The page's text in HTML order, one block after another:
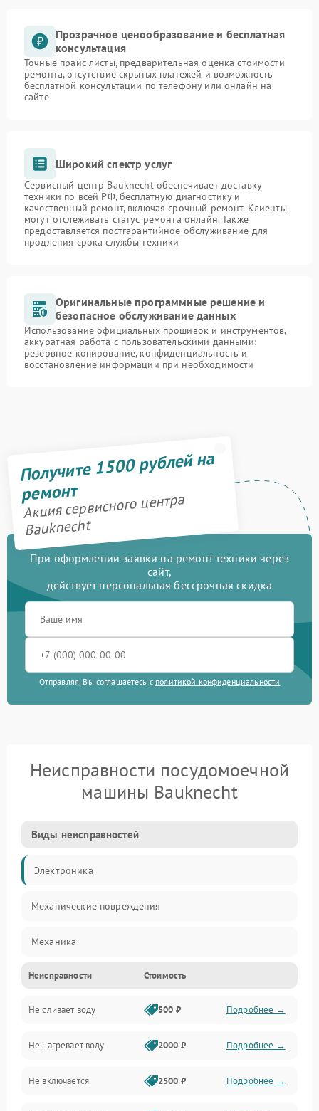
Прозрачное ценообразование и бесплатная
консультация
Точные прайс-листы, предварительная оценка стоимости
ремонта, отсутствие скрытых платежей и возможность
бесплатной консультации по телефону или онлайн на
сайте
Широкий спектр услуг
Сервисный центр Bauknecht обеспечивает доставку
техники по всей РФ, бесплатную диагностику и
качественный ремонт, включая срочный ремонт. Клиенты
могут отслеживать статус ремонта онлайн. Также
предоставляется постгарантийное обслуживание для
продления срока службы техники
Оригинальные программные решение и
безопасное обслуживание данных
Использование официальных прошивок и инструментов,
аккуратная работа с пользовательскими данными:
резервное копирование, конфиденциальность и
восстановление информации при необходимости
Получите 1500 рублей на
ремонт
Акция сервисного центра
Bauknecht
При оформлении заявки на ремонт техники через
сайт,
действует персональная бессрочная скидка
Отправляя, Вы соглашаетесь с политикой конфиденциальности
Неисправности посудомоечной
машины Bauknecht
Виды неисправностей
Электроника
Механические повреждения
Механика
Управление
Электропитание
Датчики
Нагрев
Неисправности Стоимость
Не сливает воду 500 ₽ Подробнее →
Не нагревает воду 2000 ₽ Подробнее →
Не включается 2500 ₽ Подробнее →